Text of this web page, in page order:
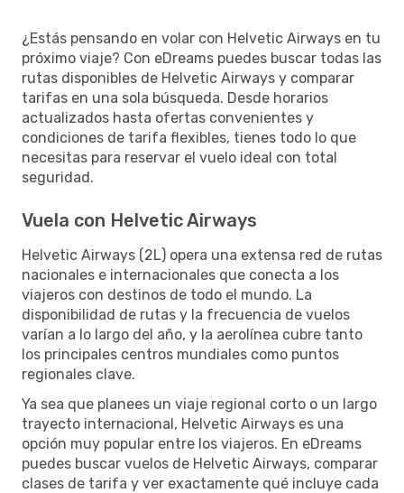
¿Estás pensando en volar con Helvetic Airways en tu
próximo viaje? Con eDreams puedes buscar todas las
rutas disponibles de Helvetic Airways y comparar
tarifas en una sola búsqueda. Desde horarios
actualizados hasta ofertas convenientes y
condiciones de tarifa flexibles, tienes todo lo que
necesitas para reservar el vuelo ideal con total
seguridad.
Vuela con Helvetic Airways
Helvetic Airways (2L) opera una extensa red de rutas
nacionales e internacionales que conecta a los
viajeros con destinos de todo el mundo. La
disponibilidad de rutas y la frecuencia de vuelos
varían a lo largo del año, y la aerolínea cubre tanto
los principales centros mundiales como puntos
regionales clave.
Ya sea que planees un viaje regional corto o un largo
trayecto internacional, Helvetic Airways es una
opción muy popular entre los viajeros. En eDreams
puedes buscar vuelos de Helvetic Airways, comparar
clases de tarifa y ver exactamente qué incluye cada